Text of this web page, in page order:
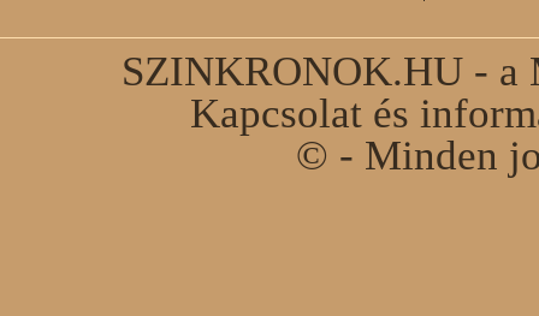
SZINKRONOK.HU - a
Kapcsolat és
© - Minden